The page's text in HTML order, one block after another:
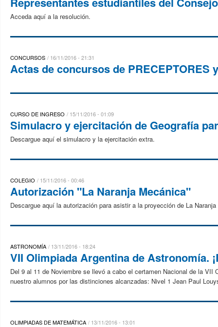
Acceda aquí a la resolución.
CONCURSOS 16/11/2016 - 21:31
Actas de concursos de PRECEPTORES
CURSO DE INGRESO 15/11/2016 - 01:09
Simulacro y ejercitación de Geografía
Descargue aquí el simulacro y la ejercitación extra.
COLEGIO 15/11/2016 - 00:46
Autorización "La Naranja Mecánica"
Descargue aquí la autorización para asistir a la proyección de La
ASTRONOMÍA 13/11/2016 - 18:24
VII Olimpiada Argentina de Astronomía.
Del 9 al 11 de Noviembre se llevó a cabo el certamen Nacional de la
nuestro alumnos por las distinciones alcanzadas: Nivel 1 Jean Paul
OLIMPIADAS DE MATEMÁTICA 13/11/2016 - 13:01